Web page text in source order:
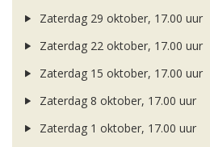
Zaterdag 29 oktober, 17.00 uur
Zaterdag 22 oktober, 17.00 uur
Zaterdag 15 oktober, 17.00 uur
Zaterdag 8 oktober, 17.00 uur
Zaterdag 1 oktober, 17.00 uur